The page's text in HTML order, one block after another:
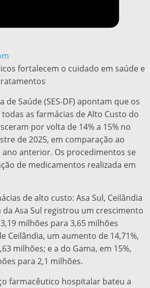
fortalecem o cuidado em saúde e
de Saúde (SES-DF) apontam que os
as farmácias de Alto Custo do
por volta de 14% a 15% no
de 2025, em comparação ao
anterior. Os procedimentos se
de medicamentos realizada em
de alto custo: Asa Sul, Ceilândia
da Asa Sul registrou um crescimento
milhões para 3,65 milhões
Ceilândia, um aumento de 14,71%,
milhões; e a do Gama, em 15%,
para 2,1 milhões.
farmacêutico hospitalar bateu a